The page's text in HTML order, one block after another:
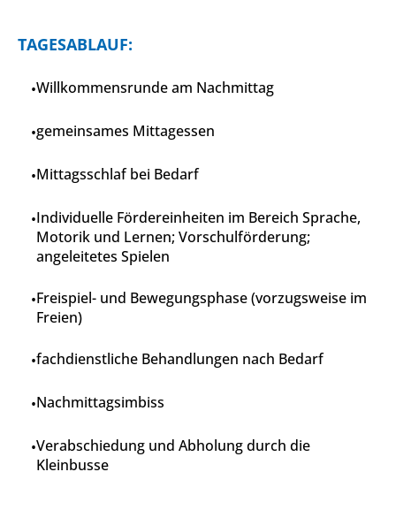
TAGESABLAUF:
Willkommensrunde am Nachmittag
gemeinsames Mittagessen
Mittagsschlaf bei Bedarf
Individuelle Fördereinheiten im Bereich Sprache,
Motorik und Lernen; Vorschulförderung;
angeleitetes Spielen
Freispiel- und Bewegungsphase (vorzugsweise im
Freien)
fachdienstliche Behandlungen nach Bedarf
Nachmittagsimbiss
Verabschiedung und Abholung durch die
Kleinbusse